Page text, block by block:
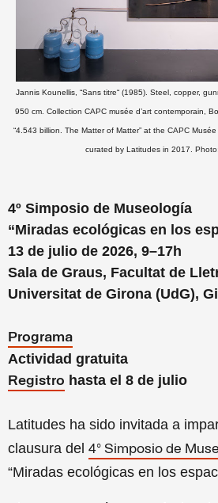
Jannis Kounellis, “Sans titre“ (1985). Steel, copper,
950 cm. Collection CAPC musée d’art contemporain,
“4.543 billion. The Matter of Matter” at the CAPC
curated by Latitudes in 2017.
4º Simposio de Museología
“Miradas ecológicas en los
13 de julio de 2026, 9–17h
Sala de Graus, Facultat de
Universitat de Girona (UdG),
Programa
Actividad gratuita
Registro hasta el 8 de julio
Latitudes ha sido invitada a
clausura del 4º Simposio de
“Miradas ecológicas en los